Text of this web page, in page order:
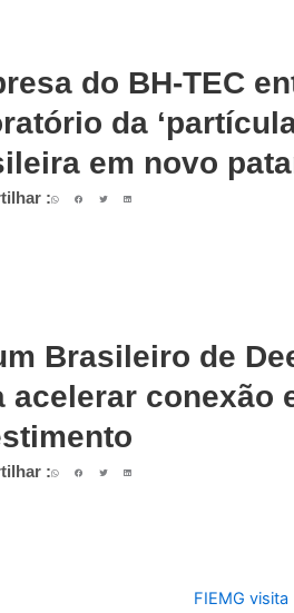
do BH-TEC
da
em novo
:
Brasileiro de
acelerar conexão
: